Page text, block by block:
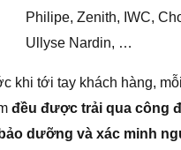
Philipe, Zenith, IWC,
Ullyse Nardin, …
khi tới tay khách hàng,
đều được trải qua công
dưỡng và xác minh